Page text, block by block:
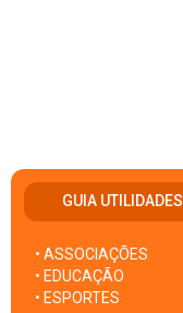
GUIA UTILIDADES
• ASSOCIAÇÕES
• EDUCAÇÃO
• ESPORTES